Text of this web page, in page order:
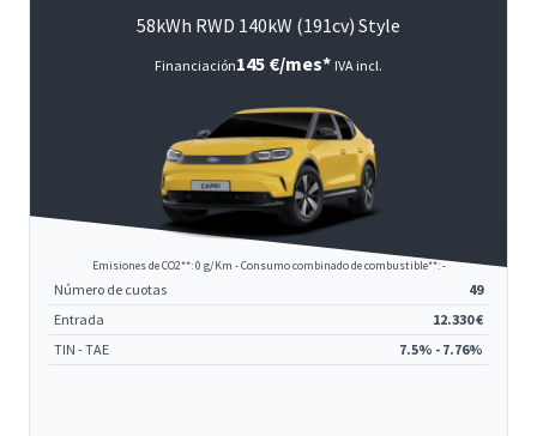
58kWh RWD 140kW (191cv) Style
Financiación145 €/mes* IVA incl.
Emisiones de CO2**: 0 g/Km - Consumo combinado de combustible**: -
Número de cuotas
49
Entrada
12.330 €
TIN - TAE
7.5% - 7.76%